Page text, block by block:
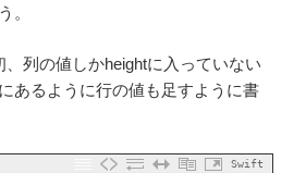
。
列の値しかheightに入っていない
あるように行の値も足すように書
Swift